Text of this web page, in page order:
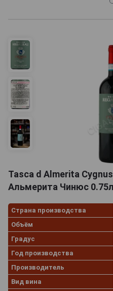
Tasca d Almerita
Альмерита Чинюс 0.75л
Страна производства
Объём
Градус
Год производства
Производитель
Вид вина